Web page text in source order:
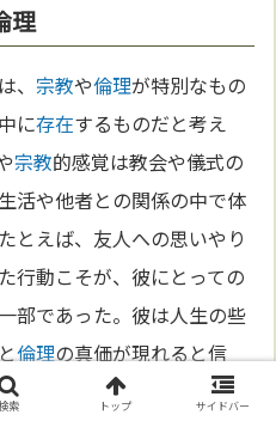
理
、 宗教や倫理が特別なもの
に存在するものだと考え
宗教的感覚は教会や儀式の
活や他者との関係の中で体
とえば、友人への思いやり
行動こそが、彼にとっての
部であった。彼は人生の些
倫理の真価が現れると信
点を伝えようとした。
索 トップ サイドバー